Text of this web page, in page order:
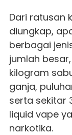
Dari ratusan
diungkap,
berbagai
jumlah
kilogram
ganja,
serta sekitar
liquid vape
narkotika.